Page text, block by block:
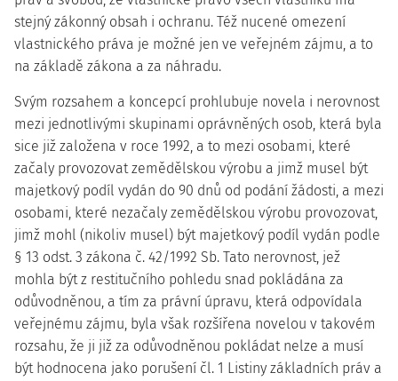
stejný zákonný obsah i ochranu. Též nucené omezení
vlastnického práva je možné jen ve veřejném zájmu, a to
na základě zákona a za náhradu.
Svým rozsahem a koncepcí prohlubuje novela i nerovnost
mezi jednotlivými skupinami oprávněných osob, která byla
sice již založena v roce 1992, a to mezi osobami, které
začaly provozovat zemědělskou výrobu a jimž musel být
majetkový podíl vydán do 90 dnů od podání žádosti, a mezi
osobami, které nezačaly zemědělskou výrobu provozovat,
jimž mohl (nikoliv musel) být majetkový podíl vydán podle
§ 13 odst. 3 zákona č. 42/1992 Sb. Tato nerovnost, jež
mohla být z restitučního pohledu snad pokládána za
odůvodněnou, a tím za právní úpravu, která odpovídala
veřejnému zájmu, byla však rozšířena novelou v takovém
rozsahu, že ji již za odůvodněnou pokládat nelze a musí
být hodnocena jako porušení čl. 1 Listiny základních práv a